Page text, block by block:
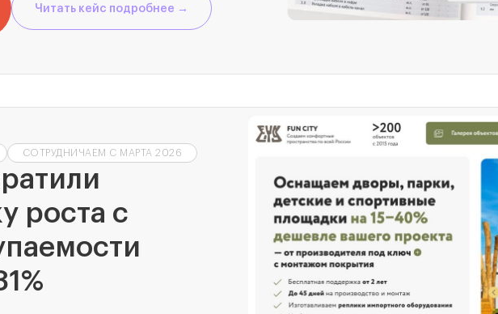
Читать кейс подробнее →
СОТРУДНИЧАЕМ С МАРТА 2026
роста с